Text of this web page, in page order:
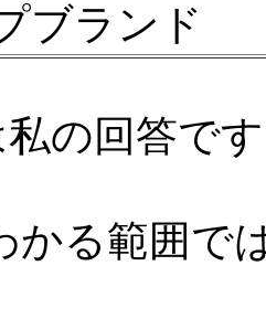
ブランド
の回答で
かる範囲で